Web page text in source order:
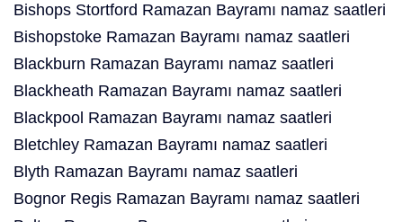
Bishops Stortford Ramazan Bayramı namaz saatleri
Bishopstoke Ramazan Bayramı namaz saatleri
Blackburn Ramazan Bayramı namaz saatleri
Blackheath Ramazan Bayramı namaz saatleri
Blackpool Ramazan Bayramı namaz saatleri
Bletchley Ramazan Bayramı namaz saatleri
Blyth Ramazan Bayramı namaz saatleri
Bognor Regis Ramazan Bayramı namaz saatleri